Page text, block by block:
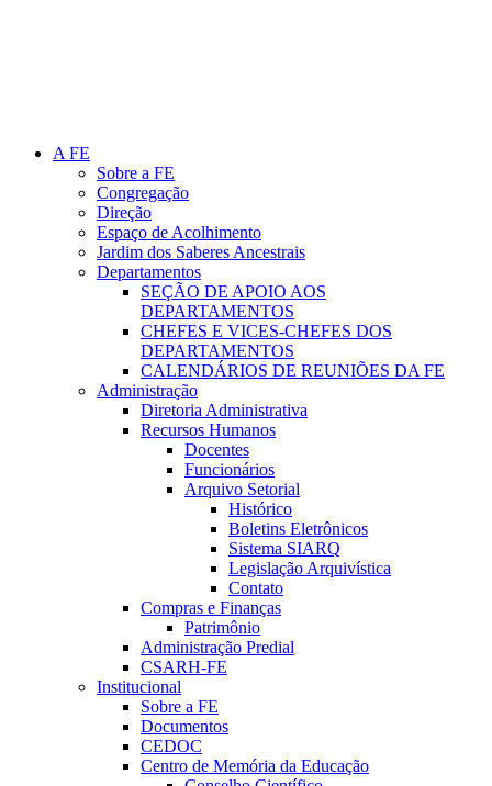
A FE
Sobre a FE
Congregação
Direção
Espaço de Acolhimento
Jardim dos Saberes Ancestrais
Departamentos
SEÇÃO DE APOIO AOS
DEPARTAMENTOS
CHEFES E VICES-CHEFES DOS
DEPARTAMENTOS
CALENDÁRIOS DE REUNIÕES DA FE
Administração
Diretoria Administrativa
Recursos Humanos
Docentes
Funcionários
Arquivo Setorial
Histórico
Boletins Eletrônicos
Sistema SIARQ
Legislação Arquivística
Contato
Compras e Finanças
Patrimônio
Administração Predial
CSARH-FE
Institucional
Sobre a FE
Documentos
CEDOC
Centro de Memória da Educação